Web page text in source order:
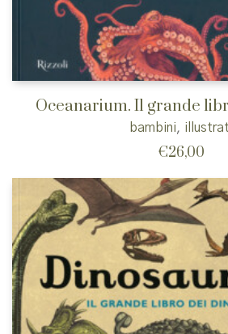
Oceanarium. Il grande
bambini,
€26,00